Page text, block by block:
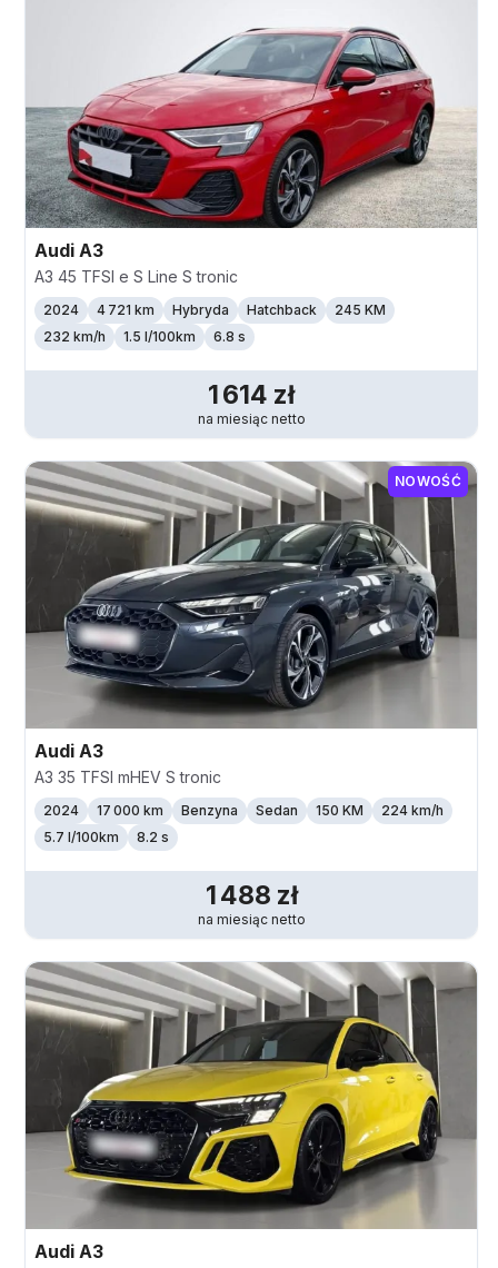
Audi A3
A3 45 TFSI e S Line S tronic
2024 4 721 km Hybryda Hatchback
245 KM
232 km/h 1.5 l/100km 6.8 s
1 614 zł
na miesiąc netto
NOWOŚĆ
Audi A3
A3 35 TFSI mHEV S tronic
2024 17 000 km Benzyna Sedan 150 KM 224 km/h
5.7 l/100km
8.2 s
1 488 zł
na miesiąc netto
Audi A3